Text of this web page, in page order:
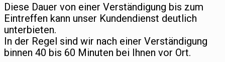
Diese Dauer von einer Verständigung bis zum
Eintreffen kann unser Kundendienst deutlich
unterbieten.
In der Regel sind wir nach einer Verständigung
binnen 40 bis 60 Minuten bei Ihnen vor Ort.